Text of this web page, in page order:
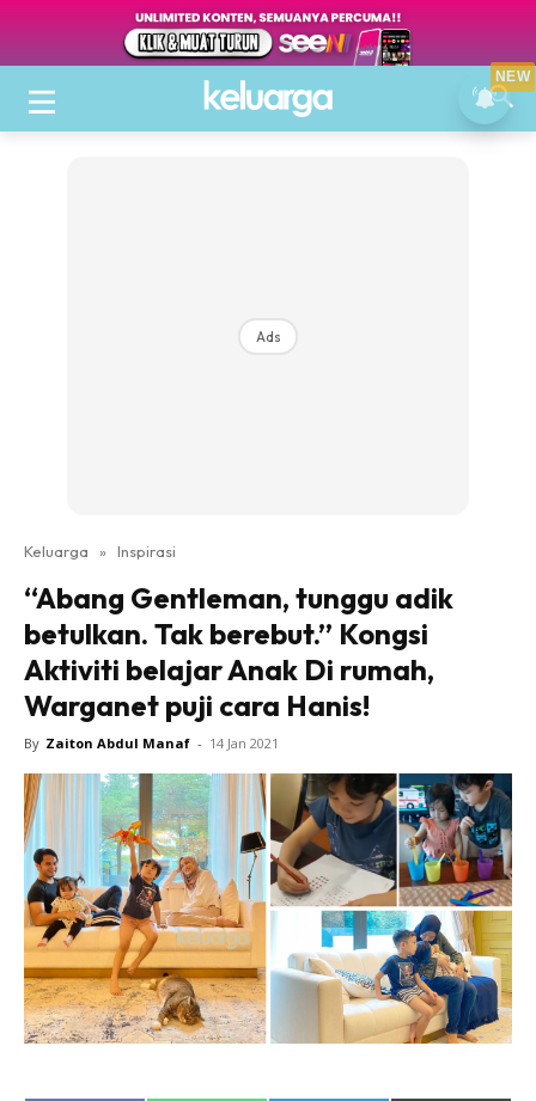
Ads
Keluarga » Inspirasi
“Abang Gentleman, tunggu adik
betulkan. Tak berebut.” Kongsi
Aktiviti belajar Anak Di rumah,
Warganet puji cara Hanis!
By Zaiton Abdul Manaf - 14 Jan 2021
NEW